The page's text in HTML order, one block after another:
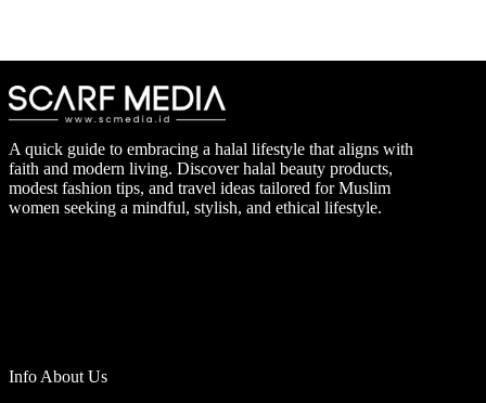
A quick guide to embracing a halal lifestyle that aligns with
faith and modern living. Discover halal beauty products,
modest fashion tips, and travel ideas tailored for Muslim
women seeking a mindful, stylish, and ethical lifestyle.
Info About Us